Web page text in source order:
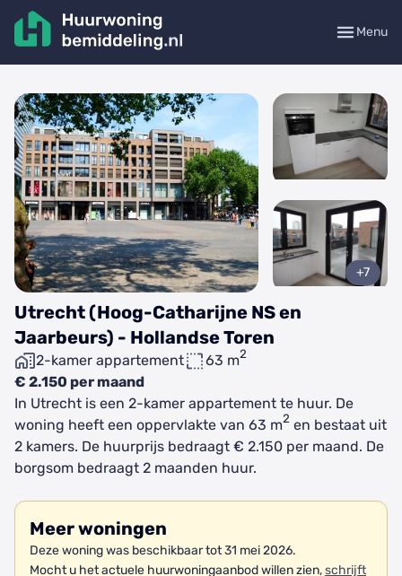
Menu
Utrecht (Hoog-Catharijne NS en
Jaarbeurs) - Hollandse Toren
2-kamer appartement 63 m2
€ 2.150 per maand
+7
In Utrecht is een 2-kamer appartement te huur. De
woning heeft een oppervlakte van 63 m2 en bestaat uit
2 kamers. De huurprijs bedraagt € 2.150 per maand. De
borgsom bedraagt 2 maanden huur.
Meer woningen
Deze woning was beschikbaar tot 31 mei 2026.
Mocht u het actuele huurwoningaanbod willen zien,schrijft